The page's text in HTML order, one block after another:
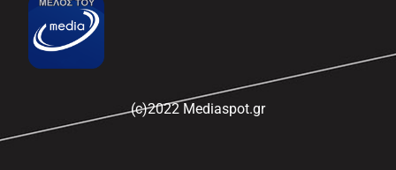
(c)2022 Mediaspot.gr